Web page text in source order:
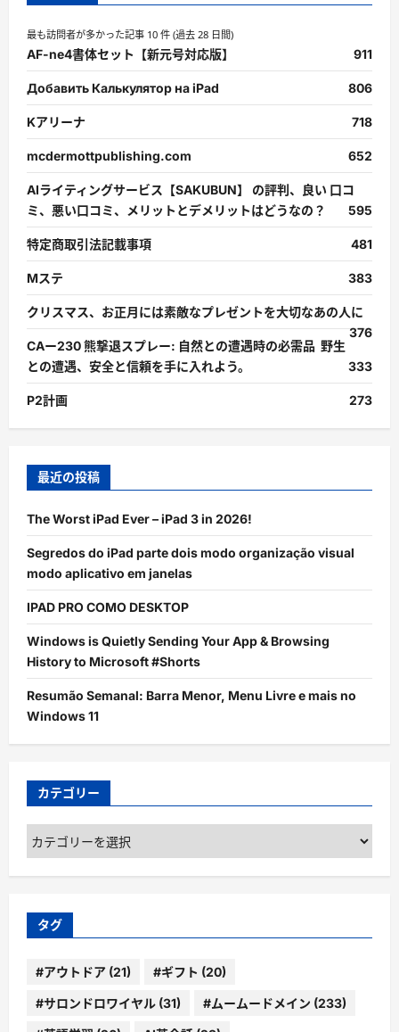
最も訪問者が多かった記事 10 件 (過去 28 日間)
AF-ne4書体セット【新元号対応版】 911
Добавить Калькулятор на iPad 806
Kアリーナ 718
mcdermottpublishing.com 652
AIライティングサービス【SAKUBUN】 の評判、良い 口コ
ミ、悪い口コミ、メリットとデメリットはどうなの？
595
特定商取引法記載事項 481
Mステ 383
クリスマス、お正月には素敵なプレゼントを大切なあの人に
376
CAー230 熊撃退スプレー: 自然との遭遇時の必需品 野生
との遭遇、安全と信頼を手に入れよう。
333
P2計画 273
最近の投稿
The Worst iPad Ever – iPad 3 in 2026!
Segredos do iPad parte dois modo organização visual
modo aplicativo em janelas
IPAD PRO COMO DESKTOP
Windows is Quietly Sending Your App & Browsing
History to Microsoft #Shorts
Resumão Semanal: Barra Menor, Menu Livre e mais no
Windows 11
カテゴリー
カ
テ
ゴ
ー
タグ
#アウトドア (21) #ギフト (20)
#サロンドロワイヤル (31) #ムームードメイン (233)